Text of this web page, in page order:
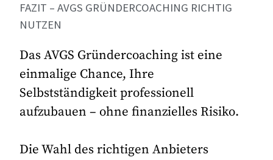
FAZIT – AVGS GRÜNDERCOACHING RICHTIG
NUTZEN
Das AVGS Gründercoaching ist eine
einmalige Chance, Ihre
Selbstständigkeit professionell
aufzubauen – ohne finanzielles Risiko.
Die Wahl des richtigen Anbieters